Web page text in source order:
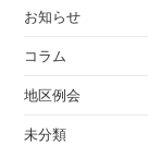
お知らせ
コラム
地区例会
未分類